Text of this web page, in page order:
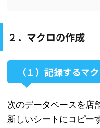
２．マクロの作成
（１）記録するマ
次のデータベースを店
新しいシートにコピー